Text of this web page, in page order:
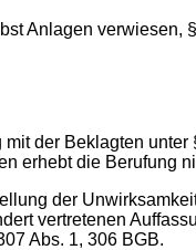
Anlagen verwiesen,
der Beklagten
erhebt die Berufung
der
vertretenen
Abs. 1, 306 BGB.